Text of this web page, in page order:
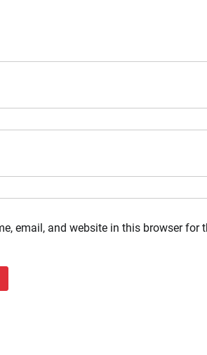
email, and website in this browser for